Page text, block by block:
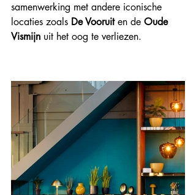
samenwerking met andere iconische
locaties zoals De Vooruit en de Oude
Vismijn uit het oog te verliezen.